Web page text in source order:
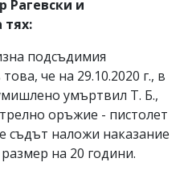
Рагевски и
тях:
подсъдимия
че нa 29.10.2020 г., в
умъртвил Т. Б.,
оръжие - пистолет
съдът наложи наказание
на 20 години.